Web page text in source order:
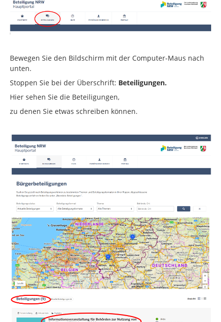
Bewegen Sie den Bildschirm mit der Computer-Maus nach
unten.
Stoppen Sie bei der Überschrift: Beteiligungen.
Hier sehen Sie die Beteiligungen,
zu denen Sie etwas schreiben können.